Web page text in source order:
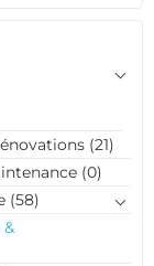
(21)
(0)
(58)